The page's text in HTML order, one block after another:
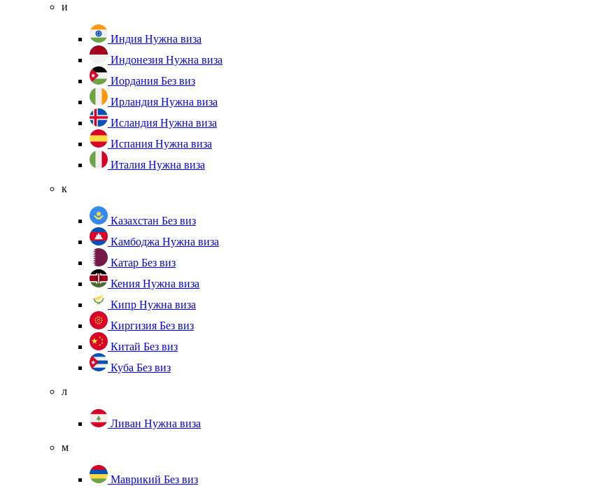
и
Индия Нужна виза
Индонезия Нужна виза
Иордания Без виз
Ирландия Нужна виза
Исландия Нужна виза
Испания Нужна виза
Италия Нужна виза
к
Казахстан Без виз
Камбоджа Нужна виза
Катар Без виз
Кения Нужна виза
Кипр Нужна виза
Киргизия Без виз
Китай Без виз
Куба Без виз
л
Ливан Нужна виза
м
Маврикий Без виз